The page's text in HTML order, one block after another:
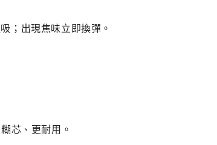
；出現焦味立即換彈。
芯、更耐用。